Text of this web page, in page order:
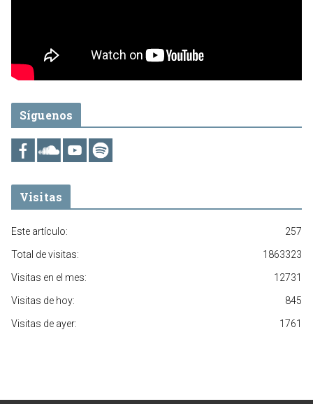
Síguenos
Visitas
257
Este artículo:
1863323
Total de visitas:
12731
Visitas en el mes:
845
Visitas de hoy:
1761
Visitas de ayer: